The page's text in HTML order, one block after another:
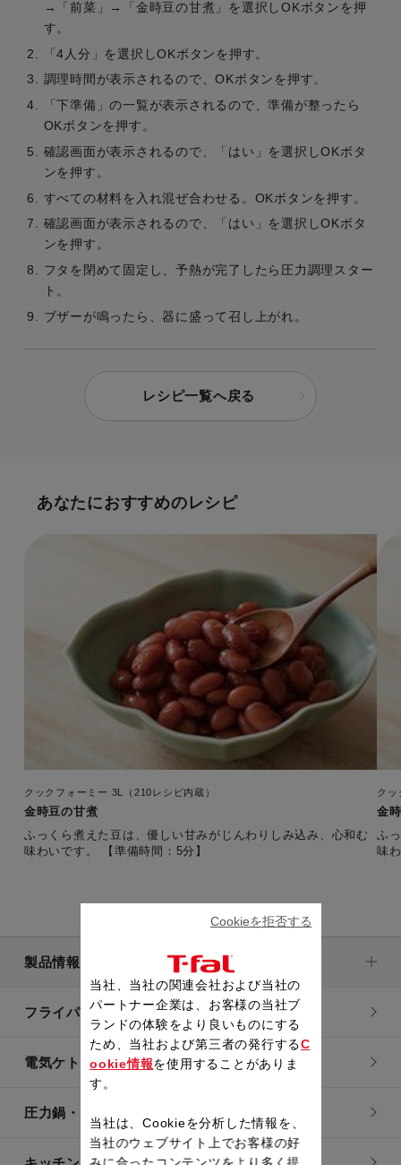
→「前菜」→「金時豆の甘煮」を選択しOKボタンを押
す。
「4人分」を選択しOKボタンを押す。
調理時間が表示されるので、OKボタンを押す。
「下準備」の一覧が表示されるので、準備が整ったら
OKボタンを押す。
確認画面が表示されるので、「はい」を選択しOKボタ
ンを押す。
すべての材料を入れ混ぜ合わせる。OKボタンを押す。
確認画面が表示されるので、「はい」を選択しOKボタ
ンを押す。
フタを閉めて固定し、予熱が完了したら圧力調理スター
ト。
ブザーが鳴ったら、器に盛って召し上がれ。
レシピ一覧へ戻る
あなたにおすすめのレシピ
クックフォーミー 3L（210レシピ内蔵）
金時豆の甘煮
ふっくら煮えた豆は、優しい甘みがじんわりしみ込み、心和む
味わいです。 【準備時間：5分】
クッ
金
ふ
製品情報
フライパン・鍋
電気ケトル
圧力鍋・電気圧力鍋
当社、当社の関連会社および当社の
パートナー企業は、お客様の当社ブ
ランドの体験をより良いものにする
ため、当社および第三者の発行するC
ookie情報を使用することがありま
す。
当社は、Cookieを分析した情報を、
当社のウェブサイト上でお客様の好
Cookieを拒否する